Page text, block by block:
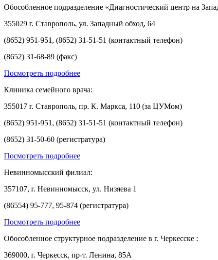
Обособленное подразделение «Диагностический центр на
355029 г. Ставрополь, ул. Западный обход, 64
(8652) 951-951, (8652) 31-51-51 (контактный телефон)
(8652) 31-68-89 (факс)
Посмотреть подробнее
Клиника семейного врача:
355017 г. Ставрополь, пр. К. Маркса, 110 (за ЦУМом)
(8652) 951-951, (8652) 31-51-51 (контактный телефон)
(8652) 31-50-60 (регистратура)
Посмотреть подробнее
Невинномысский филиал:
357107, г. Невинномысск, ул. Низяева 1
(86554) 95-777, 95-874 (регистратура)
Посмотреть подробнее
Обособленное структурное подразделение в г. Черкесске :
369000, г. Черкесск, пр-т. Ленина, 85А